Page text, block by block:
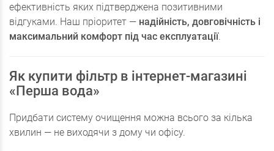
ефективність яких підтверджена позитивними
відгуками. Наш пріоритет — надійність, довговічність і
максимальний комфорт під час експлуатації.
Як купити фільтр в інтернет-магазині
«Перша вода»
Придбати систему очищення можна всього за кілька
хвилин — не виходячи з дому чи офісу.